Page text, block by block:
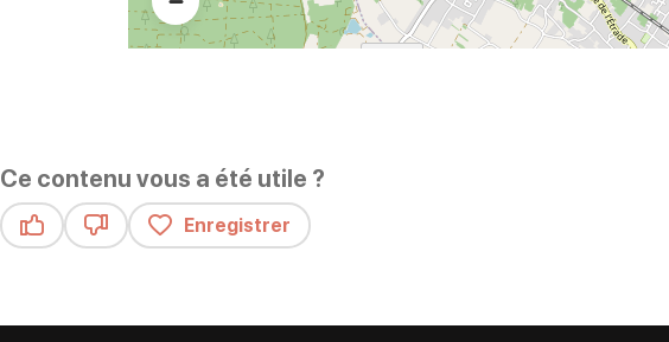
Ce contenu vous a été utile ?
Enregistrer